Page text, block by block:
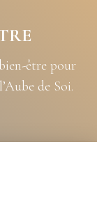
être pour
de Soi.